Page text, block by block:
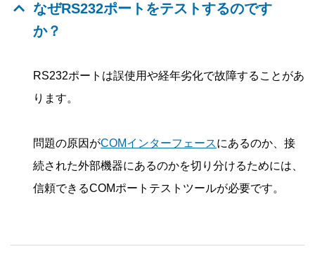
なぜRS232ポートをテストするのです
か？
RS232ポートは誤使用や経年劣化で故障することがあ
ります。
問題の原因がCOMインターフェースにあるのか、接
続された外部機器にあるのかを切り分けるためには、
信頼できるCOMポートテストツールが必要です。